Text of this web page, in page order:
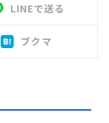
LINEで送る
ブクマ